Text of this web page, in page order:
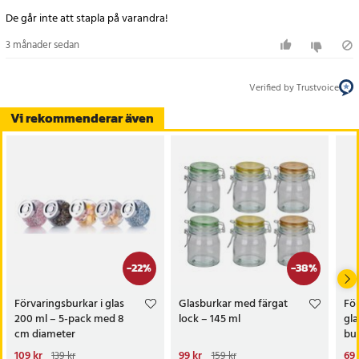
- Kapacitet: 130 ml per burk
- Vikt: 26 gram per burk
Artikelnummer:115211
Vi rekommenderar även
-22%
Förvaringsburkar i glas
200 ml – 5-pack med 8
cm diameter
-38%
Glasburkar med färgat
lock – 145 ml
De går inte att stapla på varandra!
3 månader sedan
Verified by Trustvoice